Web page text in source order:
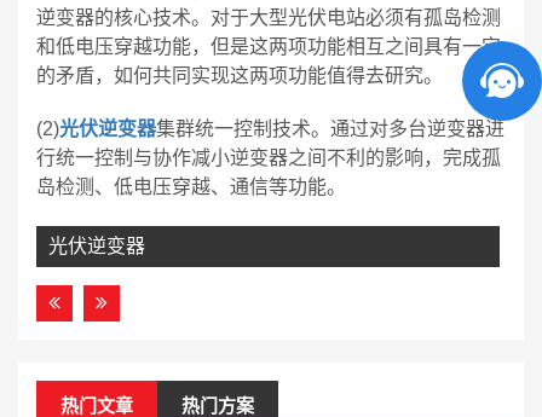
逆变器的核心技术。对于大型光伏电站必须有孤岛检测
和低电压穿越功能，但是这两项功能相互之间具有一定
的矛盾，如何共同实现这两项功能值得去研究。
(2)光伏逆变器集群统一控制技术。通过对多台逆变器进
行统一控制与协作减小逆变器之间不利的影响，完成孤
岛检测、低电压穿越、通信等功能。
光伏逆变器
热门文章 热门方案